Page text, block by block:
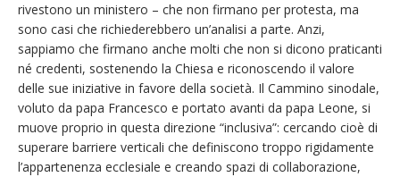
rivestono un ministero – che non firmano per protesta, ma
sono casi che richiederebbero un’analisi a parte. Anzi,
sappiamo che firmano anche molti che non si dicono praticanti
né credenti, sostenendo la Chiesa e riconoscendo il valore
delle sue iniziative in favore della società. Il Cammino sinodale,
voluto da papa Francesco e portato avanti da papa Leone, si
muove proprio in questa direzione “inclusiva”: cercando cioè di
superare barriere verticali che definiscono troppo rigidamente
l’appartenenza ecclesiale e creando spazi di collaborazione,